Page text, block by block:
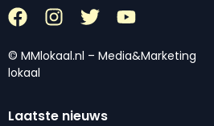
© MMlokaal.nl – Media&Marketing
lokaal
Laatste nieuws